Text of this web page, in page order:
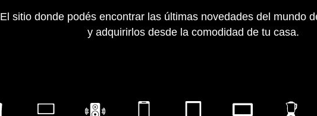
El sitio donde podés encontrar las últimas novedades del mundo
y adquirirlos desde la comodidad de tu casa.